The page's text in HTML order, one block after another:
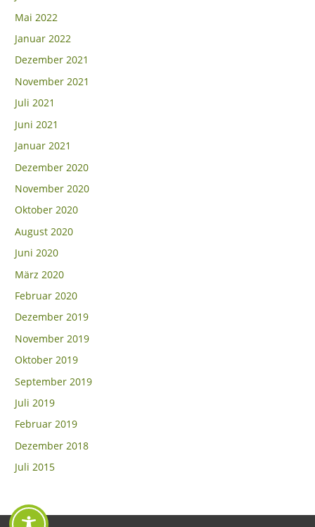
Mai 2022
Januar 2022
Dezember 2021
November 2021
Juli 2021
Juni 2021
Januar 2021
Dezember 2020
November 2020
Oktober 2020
August 2020
Juni 2020
März 2020
Februar 2020
Dezember 2019
November 2019
Oktober 2019
September 2019
Juli 2019
Februar 2019
Dezember 2018
Juli 2015